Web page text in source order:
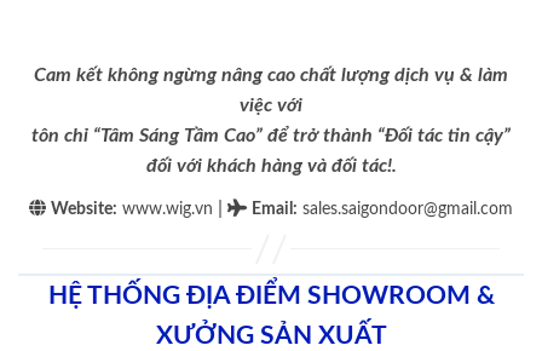
Cam kết không ngừng nâng cao chất lượng dịch vụ & làm
việc với
tôn chỉ “Tâm Sáng Tầm Cao” để trở thành “Đối tác tin cậy”
đối với khách hàng và đối tác!.
Website: www.wig.vn Email : sales.saigondoor@gmail.com
HỆ THỐNG ĐỊA ĐIỂM SHOWROOM &
XƯỞNG SẢN XUẤT